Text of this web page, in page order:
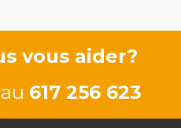
vous aider?
617 256 623